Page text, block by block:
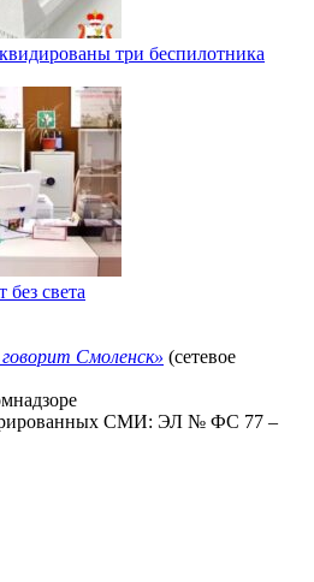
три беспилотника
света
Смоленск» (сетевое
СМИ: ЭЛ № ФС 77 –